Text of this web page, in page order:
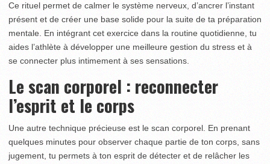
Ce rituel permet de calmer le système nerveux, d’ancrer l’instant
présent et de créer une base solide pour la suite de ta préparation
mentale. En intégrant cet exercice dans la routine quotidienne, tu
aides l’athlète à développer une meilleure gestion du stress et à
se connecter plus intimement à ses sensations.
Le scan corporel : reconnecter
l’esprit et le corps
Une autre technique précieuse est le scan corporel. En prenant
quelques minutes pour observer chaque partie de ton corps, sans
jugement, tu permets à ton esprit de détecter et de relâcher les